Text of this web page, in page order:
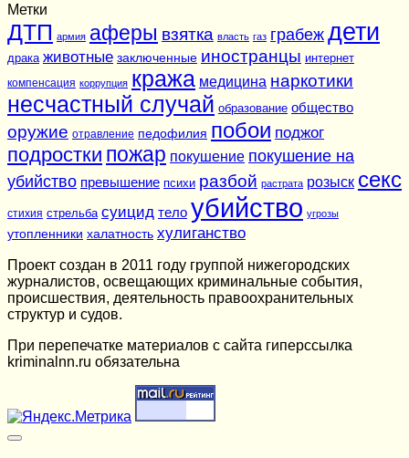
Метки
ДТП армия аферы взятка власть газ грабеж дети
драка животные заключенные иностранцы интернет
компенсация коррупция кража медицина наркотики
несчастный случай образование общество
оружие отравление педофилия побои поджог
подростки пожар покушение покушение на
убийство превышение психи разбой растрата розыск секс
стихия стрельба суицид тело убийство угрозы
утопленники халатность хулиганство
Проект создан в 2011 году группой нижегородских
журналистов, освещающих криминальные события,
происшествия, деятельность правоохранительных
структур и судов.
При перепечатке материалов c сайта гиперссылка
kriminalnn.ru обязательна